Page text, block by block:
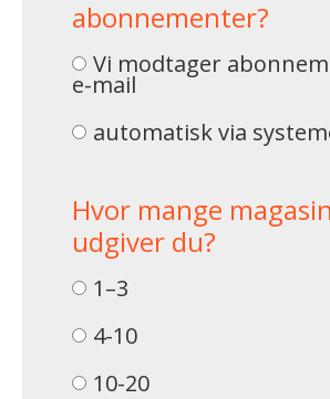
abonnementer?
Vi modtager
e-mail
automatisk via
Hvor mange
udgiver du?
1–3
4-10
10-20